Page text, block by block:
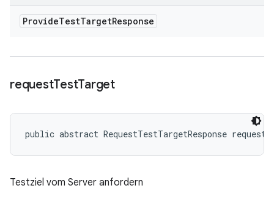
ProvideTestTargetResponse
requestTestTarget
public abstract RequestTestTargetResponse
Testziel vom Server anfordern